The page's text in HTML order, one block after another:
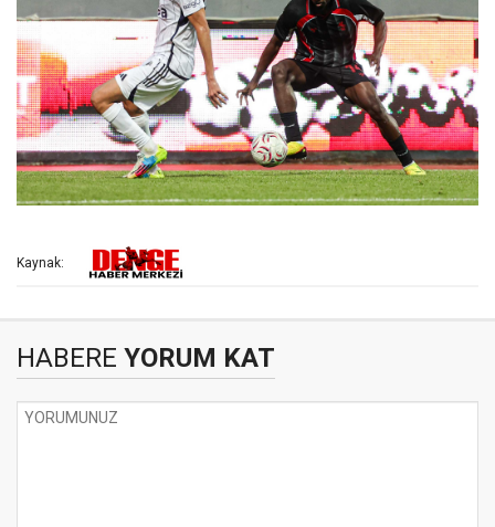
Kaynak:
HABERE YORUM KAT